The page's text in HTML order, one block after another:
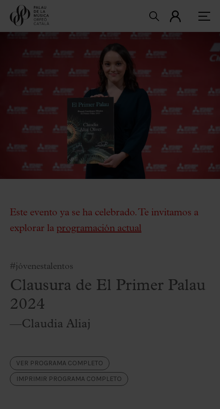
Este evento ya se ha celebrado. Te invitamos a
explorar la programación actual
#jóvenestalentos
Clausura de El Primer Palau
2024
—Claudia Aliaj
VER PROGRAMA COMPLETO
IMPRIMIR PROGRAMA COMPLETO